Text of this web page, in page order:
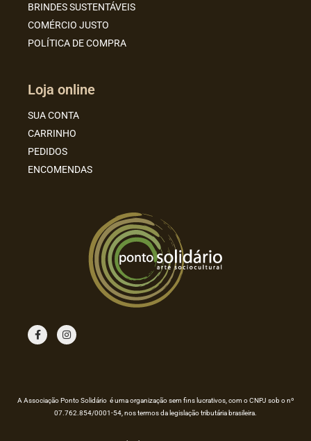
BRINDES SUSTENTÁVEIS
COMÉRCIO JUSTO
POLÍTICA DE COMPRA
Loja online
SUA CONTA
CARRINHO
PEDIDOS
ENCOMENDAS
a
c
e
n
s
t
A Associação Ponto Solidário é uma organização sem fins lucrativos, com o CNPJ sob o nº
07.762.854/0001-54, nos termos da legislação tributária brasileira.